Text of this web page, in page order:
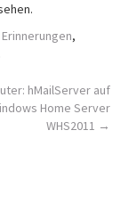
Erinnerungen,
hMailServer auf
Home Server
WHS2011 →